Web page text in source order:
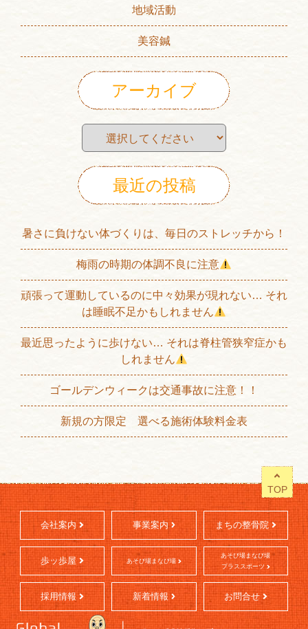
地域活動
美容鍼
アーカイブ
最近の投稿
暑さに負けない体づくりは、毎日のストレッチから！
梅雨の時期の体調不良に注意
頑張って運動しているのに中々効果が現れない… それ
は睡眠不足かもしれません
最近思ったように歩けない… それは脊柱管狭窄症かも
しれません
ゴールデンウィークは交通事故に注意！！
新規の方限定 選べる施術体験料金表
TOP
会社案内 事業案内 まちの整骨院
歩ッ歩屋 あそび場まなび場
あそび場まなび場
プラススポーツ
採用情報 新着情報 お問合せ